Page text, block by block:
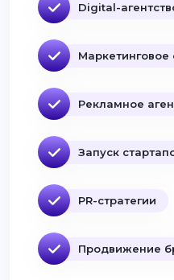
Digital-
Рекламное
Запуск
PR-стратегии
Продвижение